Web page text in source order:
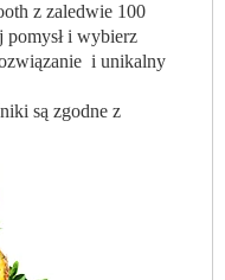
z zaledwie 100
pomysł i wybierz
i unikalny
są zgodne z